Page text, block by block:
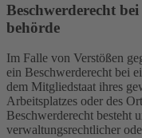
Beschwerde­recht
behörde
Im Falle von Verstößen
ein Beschwerderecht bei
dem Mitgliedstaat ihres
Arbeitsplatzes oder des
Beschwerderecht besteht
verwaltungsrechtlicher